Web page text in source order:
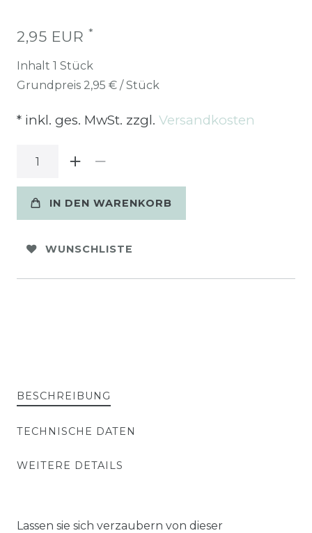
2,95 EUR *
Inhalt 1 Stück
Grundpreis 2,95 € / Stück
* inkl. ges. MwSt. zzgl. Versandkosten
IN DEN WARENKORB
WUNSCHLISTE
BESCHREIBUNG
TECHNISCHE DATEN
WEITERE DETAILS
Lassen sie sich verzaubern von dieser